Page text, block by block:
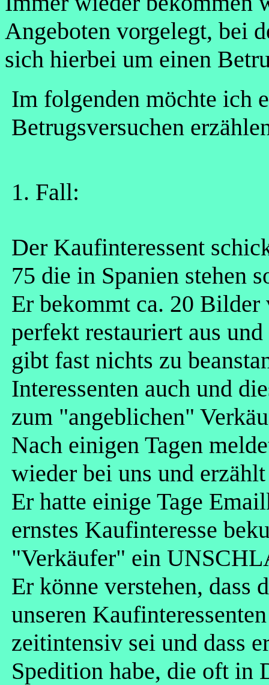
Angeboten vorgelegt, bei
sich hierbei um einen
Im folgenden möchte ich
Betrugsversuchen
1. Fall:
Der Kaufinteressent
75 die in Spanien stehen
Er bekommt ca. 20
perfekt restauriert aus
gibt fast nichts zu
Interessenten auch und
zum "angeblichen"
Nach einigen Tagen
wieder bei uns und
Er hatte einige Tage
ernstes Kaufinteresse
"Verkäufer" ein
Er könne verstehen, dass
unseren
zeitintensiv sei und dass
Spedition habe, die oft in